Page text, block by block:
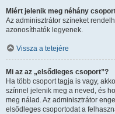
Miért jelenik meg néhány
Az adminisztrátor színeket
azonosíthatók legyenek.
Vissza a tetejére
Mi az az „elsődleges csoport”?
Ha több csoport tagja is vagy,
színnel jelenik meg a neved, és
meg nálad. Az adminisztrátor
elsődleges csoportodat a